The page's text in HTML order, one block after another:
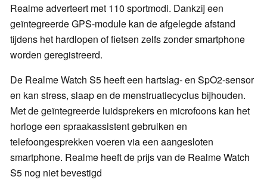
Realme adverteert met 110 sportmodi. Dankzij een
geïntegreerde GPS-module kan de afgelegde afstand
tijdens het hardlopen of fietsen zelfs zonder smartphone
worden geregistreerd.
De Realme Watch S5 heeft een hartslag- en SpO2-sensor
en kan stress, slaap en de menstruatiecyclus bijhouden.
Met de geïntegreerde luidsprekers en microfoons kan het
horloge een spraakassistent gebruiken en
telefoongesprekken voeren via een aangesloten
smartphone. Realme heeft de prijs van de Realme Watch
S5 nog niet bevestigd